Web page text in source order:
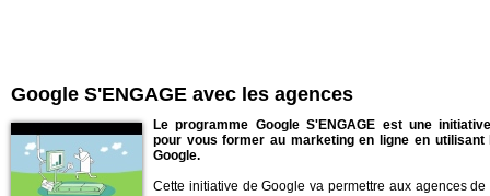
Google S'ENGAGE avec les agences
Le programme Google S'ENGAGE est une
pour vous former au marketing en ligne en utilisant
Google.
Cette initiative de Google va permettre aux agences de